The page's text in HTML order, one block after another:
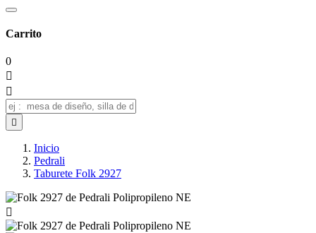
Carrito
0



Inicio
Pedrali
Taburete Folk 2927
